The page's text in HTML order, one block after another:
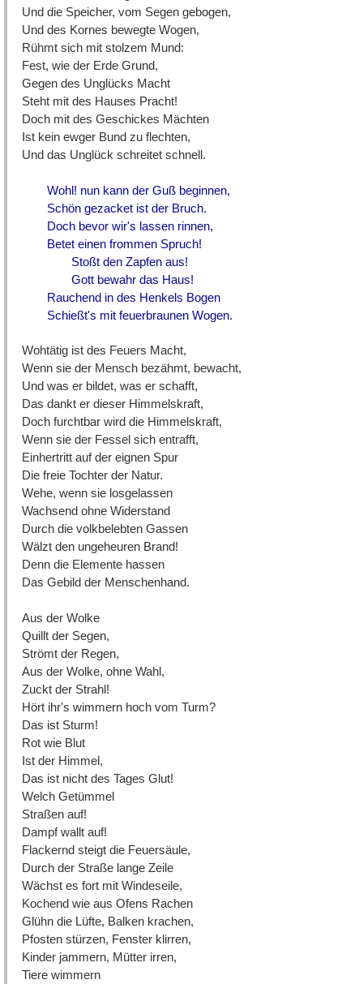
Und die Speicher, vom Segen gebogen,
Und des Kornes bewegte Wogen,
Rühmt sich mit stolzem Mund:
Fest, wie der Erde Grund,
Gegen des Unglücks Macht
Steht mit des Hauses Pracht!
Doch mit des Geschickes Mächten
Ist kein ewger Bund zu flechten,
Und das Unglück schreitet schnell.
Wohl! nun kann der Guß beginnen,
Schön gezacket ist der Bruch.
Doch bevor wir's lassen rinnen,
Betet einen frommen Spruch!
Stoßt den Zapfen aus!
Gott bewahr das Haus!
Rauchend in des Henkels Bogen
Schießt's mit feuerbraunen Wogen.
Wohtätig ist des Feuers Macht,
Wenn sie der Mensch bezähmt, bewacht,
Und was er bildet, was er schafft,
Das dankt er dieser Himmelskraft,
Doch furchtbar wird die Himmelskraft,
Wenn sie der Fessel sich entrafft,
Einhertritt auf der eignen Spur
Die freie Tochter der Natur.
Wehe, wenn sie losgelassen
Wachsend ohne Widerstand
Durch die volkbelebten Gassen
Wälzt den ungeheuren Brand!
Denn die Elemente hassen
Das Gebild der Menschenhand.
Aus der Wolke
Quillt der Segen,
Strömt der Regen,
Aus der Wolke, ohne Wahl,
Zuckt der Strahl!
Hört ihr's wimmern hoch vom Turm?
Das ist Sturm!
Rot wie Blut
Ist der Himmel,
Das ist nicht des Tages Glut!
Welch Getümmel
Straßen auf!
Dampf wallt auf!
Flackernd steigt die Feuersäule,
Durch der Straße lange Zeile
Wächst es fort mit Windeseile,
Kochend wie aus Ofens Rachen
Glühn die Lüfte, Balken krachen,
Pfosten stürzen, Fenster klirren,
Kinder jammern, Mütter irren,
Tiere wimmern